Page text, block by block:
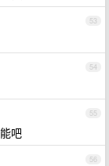
53
54
55
吧
56